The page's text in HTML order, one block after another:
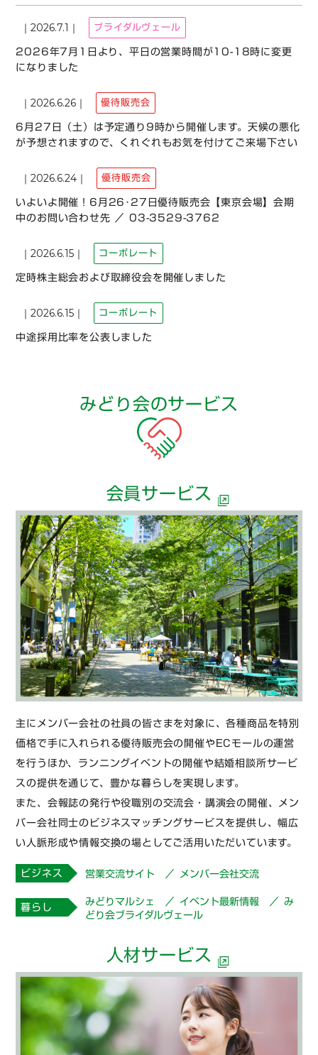
2026.7.1 ブライダルヴェール
2026年7月1日より、平日の営業時間が10-18時に変更
になりました
2026.6.26 優待販売会
6月27日（土）は予定通り9時から開催します。天候の悪化
が予想されますので、くれぐれもお気を付けてご来場下さい
2026.6.24 優待販売会
いよいよ開催！6月26･27日優待販売会【東京会場】会期
中のお問い合わせ先 ／ 03-3529-3762
2026.6.15 コーポレート
定時株主総会および取締役会を開催しました
2026.6.15 コーポレート
中途採用比率を公表しました
みどり会のサービス
会員サービス
主にメンバー会社の社員の皆さまを対象に、各種商品を特別
価格で手に入れられる優待販売会の開催やECモールの運営
を行うほか、ランニングイベントの開催や結婚相談所サービ
スの提供を通じて、豊かな暮らしを実現します。
また、会報誌の発行や役職別の交流会・講演会の開催、メン
バー会社同士のビジネスマッチングサービスを提供し、幅広
い人脈形成や情報交換の場としてご活用いただいています。
ビジネス 営業交流サイト メンバー会社交流
暮らし
みどりマルシェ イベント最新情報
み
どり会ブライダルヴェール
人材サービス